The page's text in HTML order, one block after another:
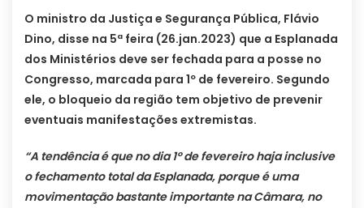
O ministro da Justiça e Segurança Pública, Flávio
Dino, disse na 5ª feira (26.jan.2023) que a Esplanada
dos Ministérios deve ser fechada para a posse no
Congresso, marcada para 1º de fevereiro. Segundo
ele, o bloqueio da região tem objetivo de prevenir
eventuais manifestações extremistas.
“A tendência é que no dia 1º de fevereiro haja inclusive
o fechamento total da Esplanada, porque é uma
movimentação bastante importante na Câmara, no